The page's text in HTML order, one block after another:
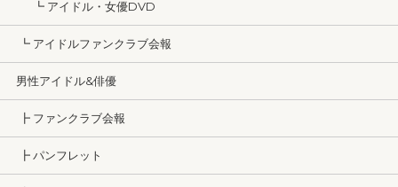
┗ アイドル・女優DVD
┗ アイドルファンクラブ会報
男性アイドル&俳優
┣ ファンクラブ会報
┣ パンフレット